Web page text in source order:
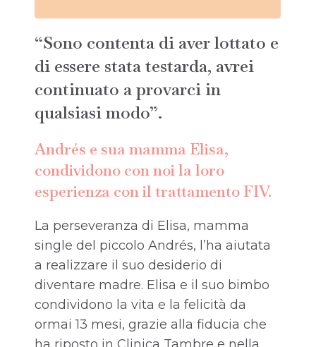
“Sono contenta di aver lottato e
di essere stata testarda, avrei
continuato a provarci in
qualsiasi modo”.
Andrés e sua mamma Elisa,
condividono con noi la loro
esperienza con il trattamento FIV.
La perseveranza di Elisa, mamma
single del piccolo Andrés, l’ha aiutata
a realizzare il suo desiderio di
diventare madre. Elisa e il suo bimbo
condividono la vita e la felicità da
ormai 13 mesi, grazie alla fiducia che